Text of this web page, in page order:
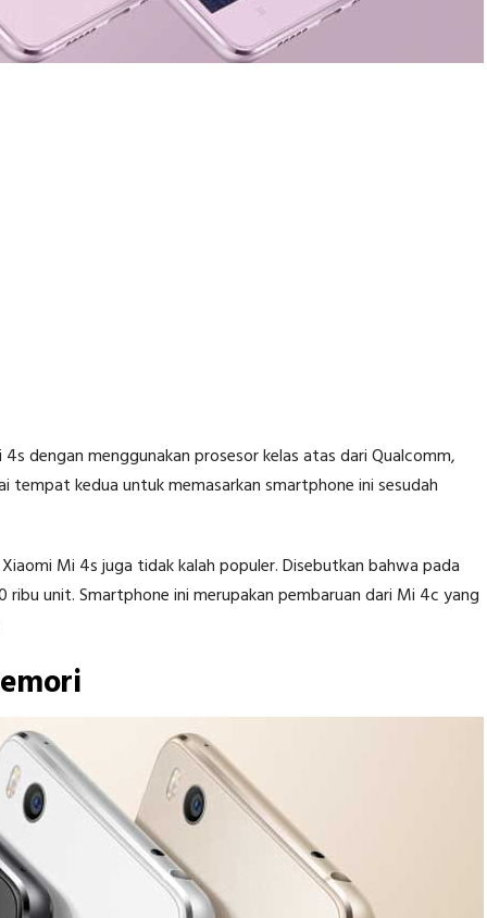
dengan menggunakan prosesor kelas atas dari Qualcomm,
tempat kedua untuk memasarkan smartphone ini sesudah
Mi 4s juga tidak kalah populer. Disebutkan bahwa pada
unit. Smartphone ini merupakan pembaruan dari Mi 4c yang